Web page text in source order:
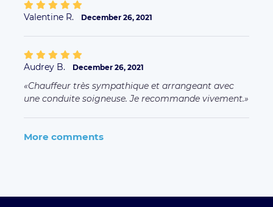
Valentine R. December 26, 2021
Audrey B. December 26, 2021
Chauffeur très sympathique et arrangeant avec
une conduite soigneuse. Je recommande vivement.
More comments